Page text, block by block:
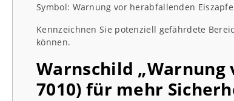
Symbol: Warnung vor herabfallenden
Kennzeichnen Sie potenziell gefährdete
können.
Warnschild „Warnung
7010) für mehr